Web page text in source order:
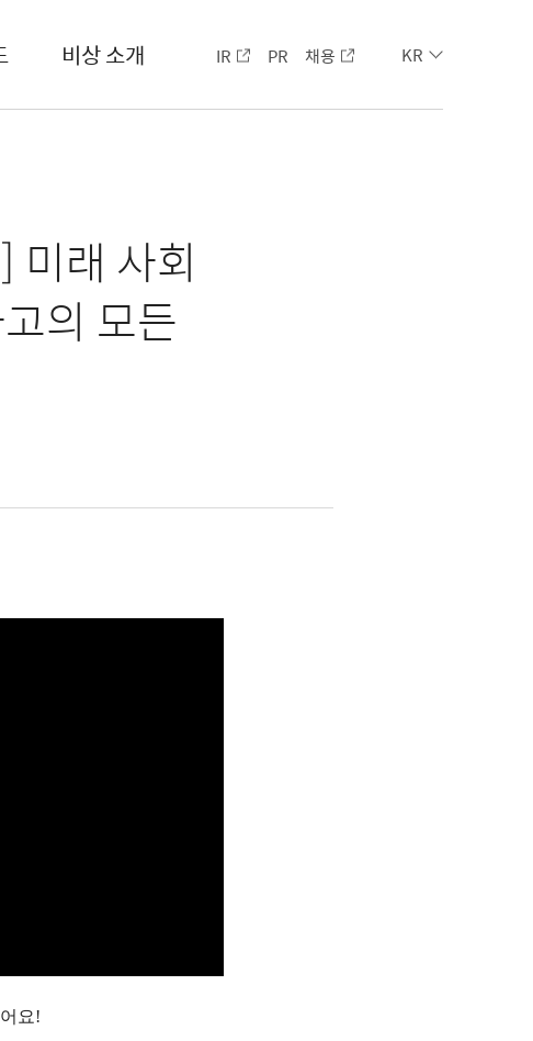
비상 소개 IR PR 채용 KR
미래 사회
의 모든
요!